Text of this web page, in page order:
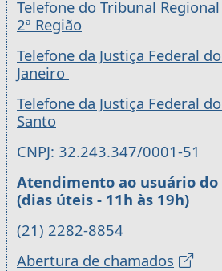
Telefone do Tribunal
2ª Região
Telefone da Justiça Federal
Janeiro
Telefone da Justiça Federal
Santo
CNPJ: 32.243.347/0001-51
Atendimento ao usuário do
(dias úteis - 11h às 19h)
(21) 2282-8854
Abertura de chamados